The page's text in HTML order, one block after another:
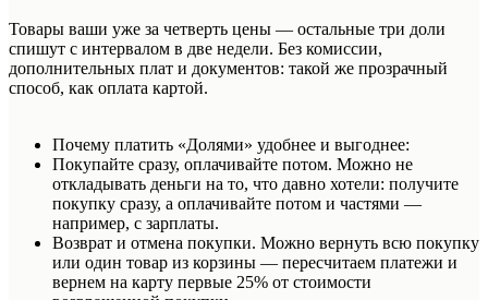
Товары ваши уже за четверть цены — остальные три доли
спишут с интервалом в две недели. Без комиссии,
дополнительных плат и документов: такой же прозрачный
способ, как оплата картой.
Почему платить «Долями» удобнее и выгоднее:
Покупайте сразу, оплачивайте потом. Можно не
откладывать деньги на то, что давно хотели: получите
покупку сразу, а оплачивайте потом и частями —
например, с зарплаты.
Возврат и отмена покупки. Можно вернуть всю покупку
или один товар из корзины — пересчитаем платежи и
вернем на карту первые 25% от стоимости